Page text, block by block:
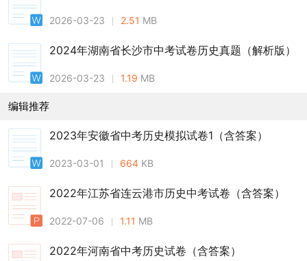
2026-03-23 2.51 MB
2024年湖南省长沙市中考试卷历史真题（解析版）
2026-03-23 1.19 MB
编辑推荐
2023年安徽省中考历史模拟试卷1（含答案）
2023-03-01 664 KB
2022年江苏省连云港市历史中考试卷（含答案）
2022-07-06 1.11 MB
2022年河南省中考历史试卷（含答案）